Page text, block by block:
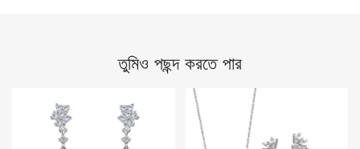
তুমিও পছন্দ করতে পার